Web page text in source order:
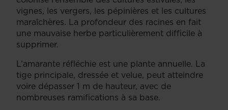
vignes, les vergers, les pépinières et les cultures
maraîchères. La profondeur des racines en fait
une mauvaise herbe particulièrement difficile à
supprimer.
L’amarante réfléchie est une plante annuelle. La
tige principale, dressée et velue, peut atteindre
voire dépasser 1 m de hauteur, avec de
nombreuses ramifications à sa base.